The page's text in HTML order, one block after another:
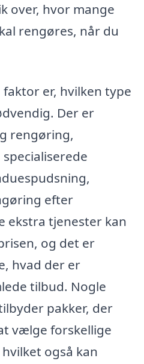
over, hvor mange
rengøres, når du
er, hvilken type
Der er
rengøring,
efter
ekstra tjenester kan
og det er
hvad der er
tilbud. Nogle
pakker, der
vælge forskellige
også kan